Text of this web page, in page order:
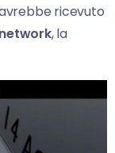
ricevuto
, la